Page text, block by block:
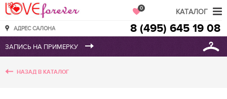
Love Forever
АДРЕС САЛОНА
0
8 (495) 645 19 08
НАЗАД В КАТАЛОГ
КАТАЛОГ